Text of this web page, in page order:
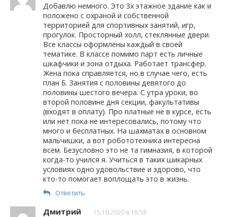
Добавлю немного. Это Зх этажное здание как и
положено с охраной и собственной
территорией для спортивных занятий, игр,
прогулок. Просторный холл, стеклянные двери.
Все классы оформлены каждый в своей
тематике. В классе помимо парт есть личные
шкафчики и зона отдыха. Работает трансфер.
Жена пока справляется, но в случае чего, есть
план Б. Занятия с половины девятого до
половины шестого вечера. С утра уроки, во
второй половине дня секции, факультативы
(входят в оплату). Про платные не в курсе, есть
или нет пока не интересовались, потому что
много и бесплатных. На шахматах в основном
мальчишки, а вот робототехника интересна
всем. Безусловно это не та гимназия, в которой
когда-то учился я. Учиться в таких шикарных
условиях одно удовольствие и здорово, что
кто-то помогает воплощать это в жизнь.
Ответить
Дмитрий 15.10.2020 в 18:58